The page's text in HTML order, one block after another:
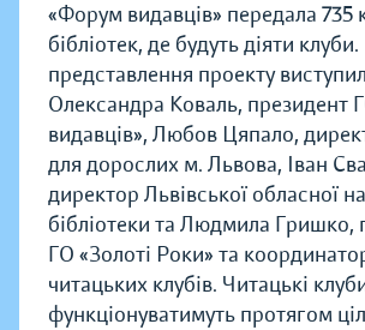
«Форум видавців» передала 735
бібліотек, де будуть діяти клуби.
представлення проекту
Олександра Коваль,
видавців», Любов Цяпало,
для дорослих м. Львова, Іван
директор Львівської обласної
бібліотеки та Людмила Гришко,
ГО «Золоті Роки» та
читацьких клубів. Читацькі
функціонуватимуть протягом